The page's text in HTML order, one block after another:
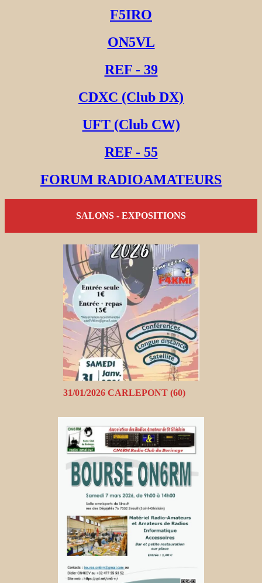
F5IRO
ON5VL
REF - 39
CDXC (Club DX)
UFT (Club CW)
REF - 55
FORUM RADIOAMATEURS
SALONS - EXPOSITIONS
31/01/2026 CARLEPONT (60)